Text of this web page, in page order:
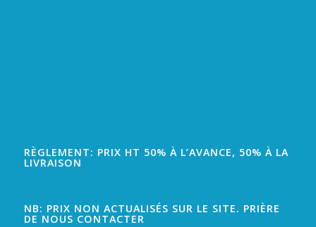
RÈGLEMENT: PRIX HT 50% À L’AVANCE, 50% À LA
LIVRAISON
NB: PRIX NON ACTUALISÉS SUR LE SITE. PRIÈRE
DE NOUS CONTACTER